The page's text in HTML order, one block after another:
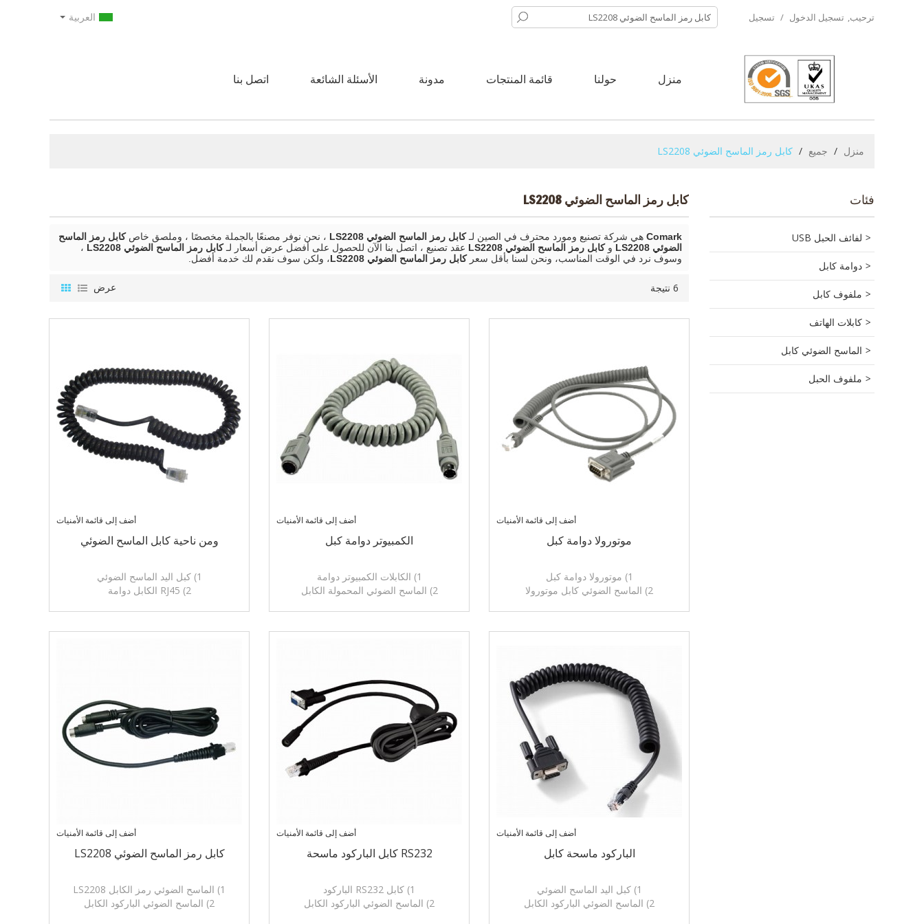
ترحيب, تسجيل الدخول / تسجيل العربية
منزل حولنا قائمة المنتجات مدونة الأسئلة الشائعة اتصل بنا
منزل / جميع / كابل رمز الماسح الضوئي LS2208
فئات
لفائف الحبل USB
دوامة كابل
ملفوف كابل
كابلات الهاتف
الماسح الضوئي كابل
ملفوف الحبل
كابل رمز الماسح الضوئي LS2208
Comark هي شركة تصنيع ومورد محترف في الصين لـكابل رمز الماسح الضوئي LS2208 ، نحن نوفر مصنعًا بالجملة مخصصًا ، وملصق خاصكابل رمز الماسح
الضوئي LS2208
وكابل رمز الماسح الضوئي LS2208 عقد تصنيع ، اتصل بنا الآن للحصول على أفضل عرض أسعار لـكابل رمز الماسح الضوئي LS2208
،
وسوف نرد في الوقت المناسب، ونحن لسنا بأقل سعركابل رمز الماسح الضوئي LS2208 ، ولكن سوف نقدم لك خدمة أفضل.
6 نتيجة عرض
أضف إلى قائمة الأمنيات
موتورولا دوامة كبل
1) موتورولا دوامة كبل
2) الماسح الضوئي كابل موتورولا
أضف إلى قائمة الأمنيات
الكمبيوتر دوامة كبل
1) الكابلات الكمبيوتر دوامة
2) الماسح الضوئي المحمولة الكابل
أضف إلى قائمة الأمنيات
ومن ناحية كابل الماسح الضوئي
1) كبل اليد الماسح الضوئي
2) RJ45 الكابل دوامة
أضف إلى قائمة الأمنيات
الباركود ماسحة كابل
1) كبل اليد الماسح الضوئي
2) الماسح الضوئي الباركود الكابل
أضف إلى قائمة الأمنيات
RS232 كابل الباركود ماسحة
1) كابل RS232 الباركود
2) الماسح الضوئي الباركود الكابل
أضف إلى قائمة الأمنيات
كابل رمز الماسح الضوئي LS2208
1) الماسح الضوئي رمز الكابل LS2208
2) الماسح الضوئي الباركود الكابل